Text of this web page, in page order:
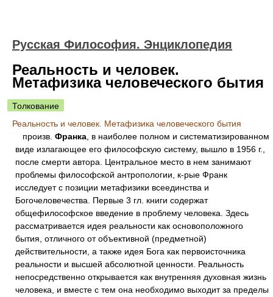
Русская Философия. Энциклопедия
Реальность и человек.
Метафизика человеческого бытия
Толкование
Реальность и человек. Метафизика человеческого бытия
произв. Франка , в наиболее полном и систематизированном
виде излагающее его философскую систему, вышло в 1956 г.,
после смерти автора. Центральное место в нем занимают
проблемы философской антропологии, к-рые Франк
исследует с позиции метафизики всеединства и
Богочеловечества. Первые 3 гл. книги содержат
общефилософское введение в проблему человека. Здесь
рассматривается идея реальности как основоположного
бытия, отличного от объективной (предметной)
действительности, а также идея Бога как первоисточника
реальности и высшей абсолютной ценности. Реальность
непосредственно открывается как внутренняя духовная жизнь
человека, и вместе с тем она необходимо выходит за пределы